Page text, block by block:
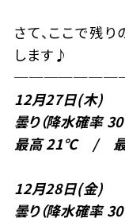
さて、ここで残
します♪
12月27日(木)
曇り（降水確率 30
最高 21℃ /
12月28日(金)
曇り（降水確率 30